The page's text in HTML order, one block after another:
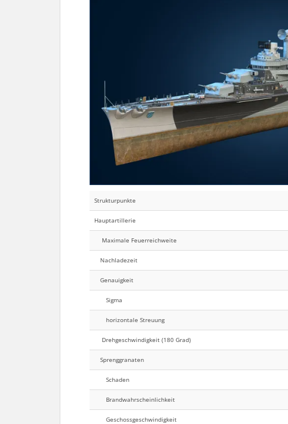
Strukturpunkte
Hauptartillerie
Maximale Feuerreichweite
Nachladezeit
Genauigkeit
Sigma
horizontale Streuung
Drehgeschwindigkeit (180 Grad)
Sprenggranaten
Schaden
Brandwahrscheinlichkeit
Geschossgeschwindigkeit